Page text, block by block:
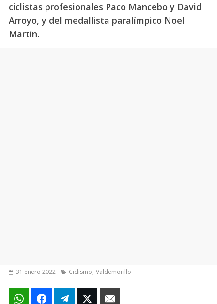
ciclistas profesionales Paco Mancebo y David
Arroyo, y del medallista paralímpico Noel
Martín.
31 enero 2022 Ciclismo,Valdemorillo